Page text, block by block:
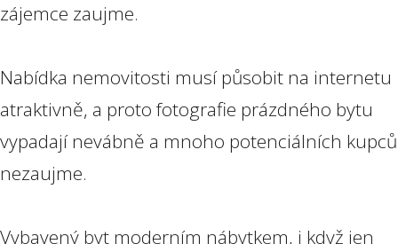
zájemce zaujme.
Nabídka nemovitosti musí působit na internetu
atraktivně, a proto fotografie prázdného bytu
vypadají nevábně a mnoho potenciálních kupců
nezaujme.
Vybavený byt moderním nábytkem, i když jen